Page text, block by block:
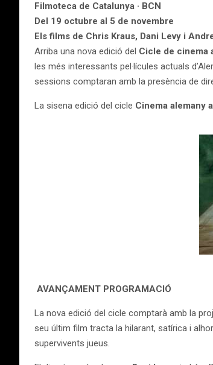
Filmoteca de Catalunya · BCN
Del 19 octubre al 5 de novembre
Els films de Chris Kraus, Dani Levy i
Arriba una nova edició del Cicle de cinema
les més interessants pel·lícules actuals
sessions comptaran amb la presència de
La sisena edició del cicle Cinema alemany
AVANÇAMENT PROGRAMACIÓ
La nova edició del cicle comptarà amb la
seu últim film tracta la hilarant, satírica i
supervivents jueus.